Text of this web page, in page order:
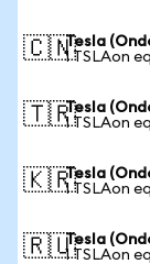
🇨🇳Tesla
1 TSLAon
🇹🇷Tesla
1 TSLAon
🇰🇷Tesla
1 TSLAon
🇷🇺Tesla
1 TSLAon